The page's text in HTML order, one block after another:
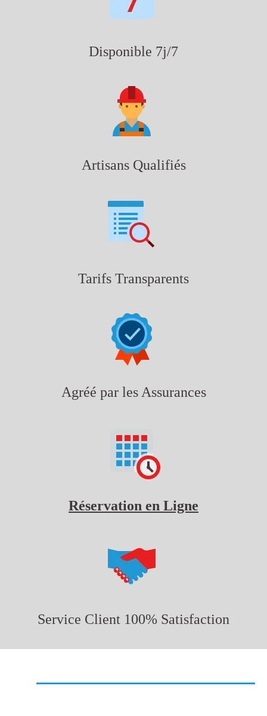
Disponible 7j/7
Artisans Qualifiés
Tarifs Transparents
Agréé par les Assurances
Réservation en Ligne
Service Client 100% Satisfaction